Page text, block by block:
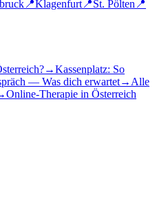
📍Klagenfurt 📍St. Pölten 📍
→Kassenplatz: So
— Was dich erwartet→Alle
Online-Therapie in Österreich